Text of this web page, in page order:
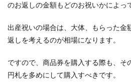
柔術をしている人
ないという悩みを
のお返しの金額もどのお祝いかによっ
出産祝いの場合は、大体、もらった金
返しを考えるのが相場になります。
ですので、商品券を購入する際も、そ
円札を多めにして購入すべきです。